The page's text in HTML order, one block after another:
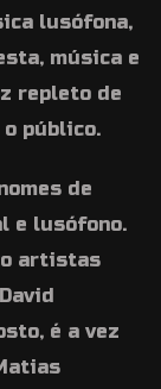
lusófona,
música e
repleto de
público.
de
e lusófono.
artistas
é a vez